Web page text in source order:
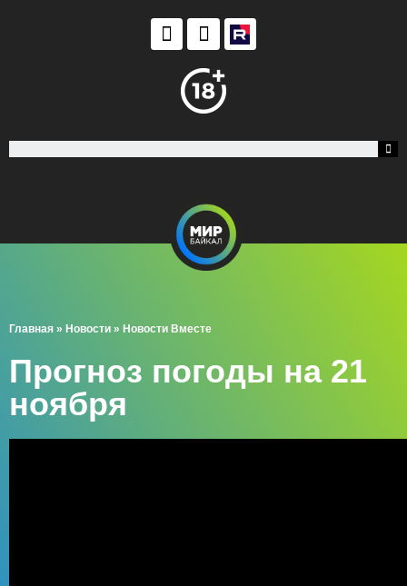
Главная » Новости » Новости Вместе
Прогноз погоды на 21
ноября